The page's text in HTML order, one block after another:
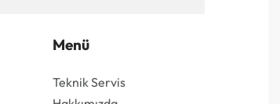
Menü
Teknik Servis